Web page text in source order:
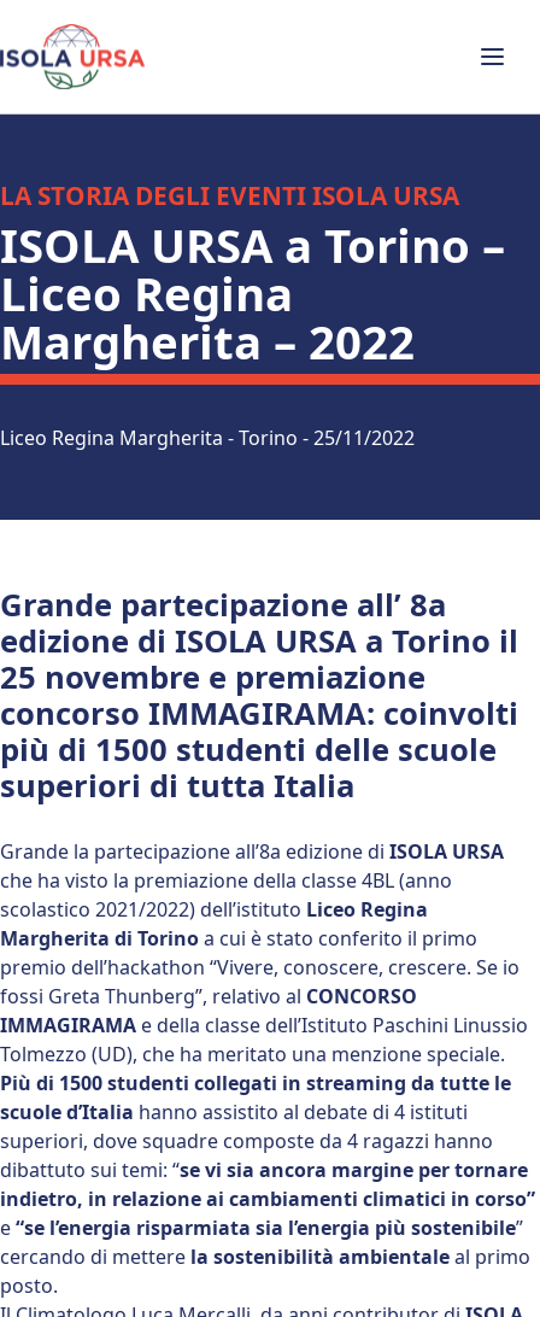
LA STORIA DEGLI EVENTI ISOLA URSA
ISOLA URSA a Torino –
Liceo Regina
Margherita – 2022
Liceo Regina Margherita - Torino - 25/11/2022
Grande partecipazione all’ 8a
edizione di ISOLA URSA a Torino il
25 novembre e premiazione
concorso IMMAGIRAMA: coinvolti
più di 1500 studenti delle scuole
superiori di tutta Italia
Grande la partecipazione all’8a edizione di ISOLA URSA
che ha visto la premiazione della classe 4BL (anno
scolastico 2021/2022) dell’istituto Liceo Regina
Margherita di Torinoa cui è stato conferito il primo
premio dell’hackathon “Vivere, conoscere, crescere. Se io
fossi Greta Thunberg”, relativo al CONCORSO
IMMAGIRAMA e della classe dell’Istituto Paschini Linussio
Tolmezzo (UD), che ha meritato una menzione speciale.
Più di 1500 studenti collegati in streaming da tutte le
scuole d’Italia hanno assistito al debatedi 4 istituti
superiori, dove squadre composte da 4 ragazzi hanno
dibattuto sui temi: “se vi sia ancora margine per tornare
indietro, in relazione ai cambiamenti climatici in corso”
e“se l’energia risparmiata sia l’energia più sostenibile”
cercando di mettere la sostenibilità ambientaleal primo
posto.